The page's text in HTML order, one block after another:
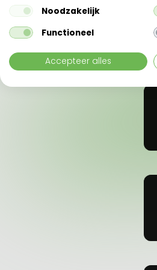
Noodzakelijk
Functioneel
Accepteer alles